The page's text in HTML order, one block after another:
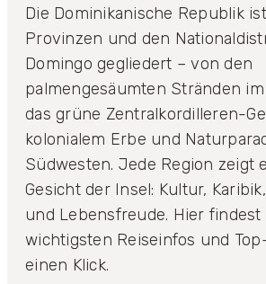
Die Dominikanische Republik
Provinzen und den
Domingo gegliedert – von den
palmengesäumten Stränden
das grüne Zentralkordilleren-
kolonialem Erbe und
Südwesten. Jede Region zeigt
Gesicht der Insel: Kultur,
und Lebensfreude. Hier findest
wichtigsten Reiseinfos und
einen Klick.